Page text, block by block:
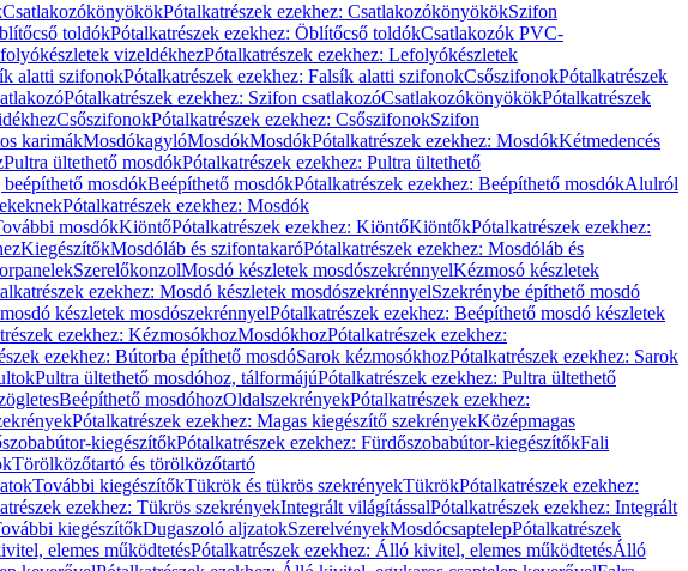
CsatlakozókönyökökPótalkatrészek ezekhez: CsatlakozókönyökökSzifon
toldókPótalkatrészek ezekhez: Öblítőcső toldókCsatlakozók PVC-
vizeldékhezPótalkatrészek ezekhez: Lefolyókészletek
alatti szifonokPótalkatrészek ezekhez: Falsík alatti szifonokCsőszifonokPótalkatrészek
Pótalkatrészek ezekhez: Szifon csatlakozóCsatlakozókönyökökPótalkatrészek
CsőszifonokPótalkatrészek ezekhez: CsőszifonokSzifon
karimákMosdókagylóMosdókMosdókPótalkatrészek ezekhez: MosdókKétmedencés
Pultra ültethető mosdókPótalkatrészek ezekhez: Pultra ültethető
mosdókBeépíthető mosdókPótalkatrészek ezekhez: Beépíthető mosdókAlulról
Pótalkatrészek ezekhez: Mosdók
mosdókKiöntőPótalkatrészek ezekhez: KiöntőKiöntőkPótalkatrészek ezekhez:
KiegészítőkMosdóláb és szifontakaróPótalkatrészek ezekhez: Mosdóláb és
SzerelőkonzolMosdó készletek mosdószekrénnyelKézmosó készletek
ezekhez: Mosdó készletek mosdószekrénnyelSzekrénybe építhető mosdó
készletek mosdószekrénnyelPótalkatrészek ezekhez: Beépíthető mosdó készletek
ezekhez: KézmosókhozMosdókhozPótalkatrészek ezekhez:
ezekhez: Bútorba építhető mosdóSarok kézmosókhozPótalkatrészek ezekhez: Sarok
Pultra ültethető mosdóhoz, tálformájúPótalkatrészek ezekhez: Pultra ültethető
Beépíthető mosdóhozOldalszekrényekPótalkatrészek ezekhez:
Pótalkatrészek ezekhez: Magas kiegészítő szekrényekKözépmagas
kiegészítőkPótalkatrészek ezekhez: Fürdőszobabútor-kiegészítőkFali
Törölközőtartó és törölközőtartó
További kiegészítőkTükrök és tükrös szekrényekTükrökPótalkatrészek ezekhez:
ezekhez: Tükrös szekrényekIntegrált világítássalPótalkatrészek ezekhez: Integrált
kiegészítőkDugaszoló aljzatokSzerelvényekMosdócsaptelepPótalkatrészek
elemes működtetésPótalkatrészek ezekhez: Álló kivitel, elemes működtetésÁlló